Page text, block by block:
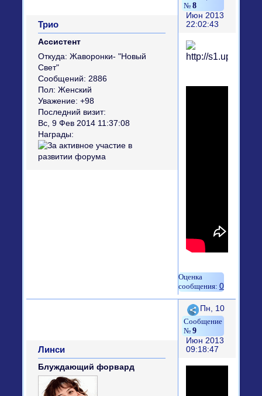
8
Июн 2013
22:02:43
Трио
Ассистент
Откуда: Жаворонки- "Новый
Свет"
Сообщений: 2886
Пол: Женский
Уважение: +98
Последний визит:
Вс, 9 Фев 2014 11:37:08
Награды:
0
Поделиться
9
Пн, 10
Июн 2013
09:18:47
Линси
Блуждающий форвард